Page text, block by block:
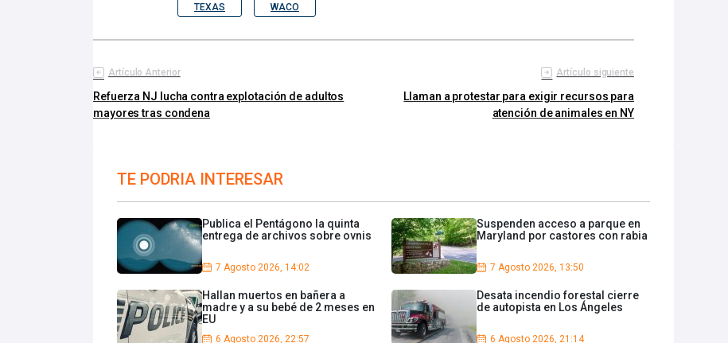
TEXAS WACO
Artículo Anterior
Refuerza NJ lucha contra explotación de adultos
mayores tras condena
Artículo siguiente
Llaman a protestar para exigir recursos para
atención de animales en NY
TE PODRIA INTERESAR
Publica el Pentágono la quinta
entrega de archivos sobre ovnis
7 Agosto 2026, 14:02
Suspenden acceso a parque en
Maryland por castores con rabia
7 Agosto 2026, 13:50
Hallan muertos en bañera a
madre y a su bebé de 2 meses en
EU
6 Agosto 2026, 22:57
Desata incendio forestal cierre
de autopista en Los Ángeles
6 Agosto 2026, 21:14